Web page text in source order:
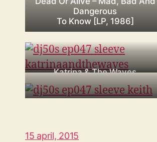
Dangerous
To Know [LP, 1986]
Katrina & The Waves
Katrina & The Waves [LP,
15 april, 2015